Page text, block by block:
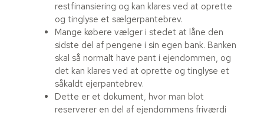
restfinansiering og kan klares ved at oprette
og tinglyse et sælgerpantebrev.
Mange købere vælger i stedet at låne den
sidste del af pengene i sin egen bank. Banken
skal så normalt have pant i ejendommen, og
det kan klares ved at oprette og tinglyse et
såkaldt ejerpantebrev.
Dette er et dokument, hvor man blot
reserverer en del af ejendommens friværdi